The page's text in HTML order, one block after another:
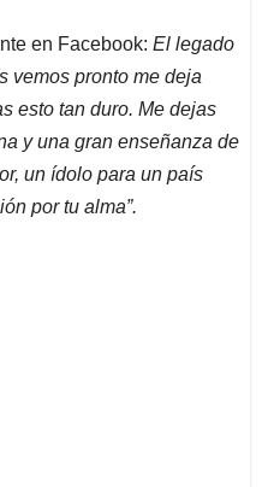
en Facebook: El legado
vemos pronto me deja
esto tan duro. Me dejas
y una gran enseñanza de
un ídolo para un país
por tu alma”.